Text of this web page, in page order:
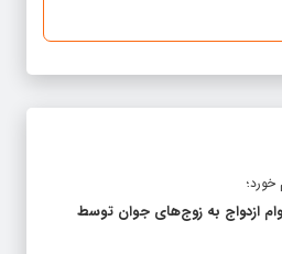
از ۸ همت وام ازدواج به زوج‌های جوان توسط